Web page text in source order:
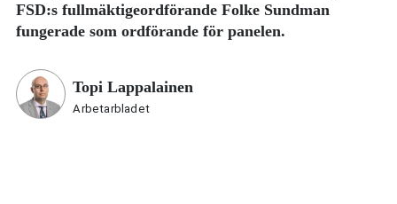
FSD:s fullmäktigeordförande Folke Sundman
fungerade som ordförande för panelen.
Topi Lappalainen
Arbetarbladet